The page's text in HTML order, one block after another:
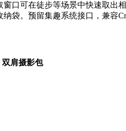
口可在徒步等场景中快速取
袋。预留集趣系统接口，兼容
肩摄影包